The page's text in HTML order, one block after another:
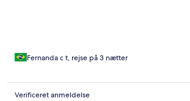
Fernanda c t, rejse på 3 nætter
Verificeret anmeldelse